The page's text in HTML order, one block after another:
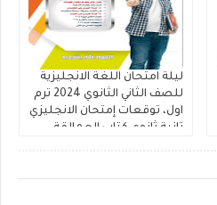
ليلة امتحان اللغة الانجليزية
للصف الثاني الثانوي 2024 ترم
اول، توقعات إمتحان الانجليزي
تانية ثانوي كتاب العمالقة